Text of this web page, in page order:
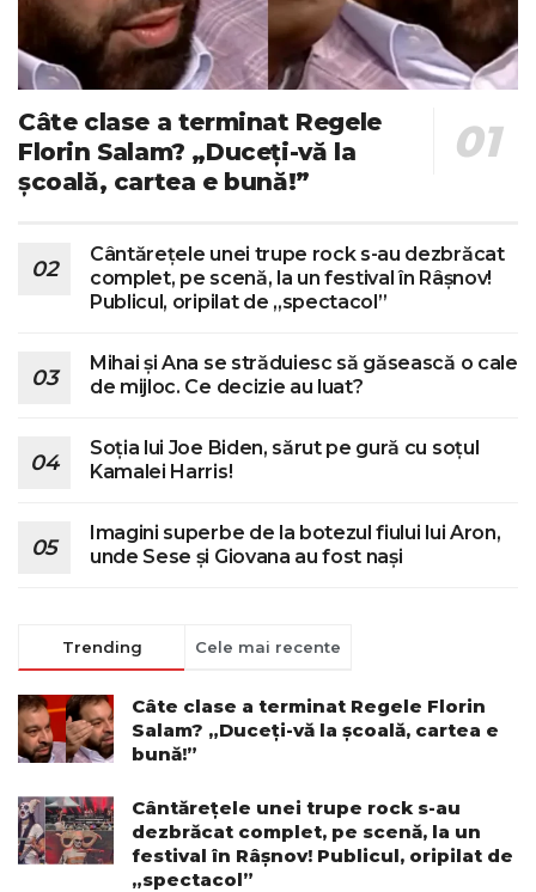
Câte clase a terminat Regele
Florin Salam? „Duceți-vă la
școală, cartea e bună!”
Cântărețele unei trupe rock s-au dezbrăcat
complet, pe scenă, la un festival în Râșnov!
Publicul, oripilat de „spectacol”
Mihai și Ana se străduiesc să găsească o cale
de mijloc. Ce decizie au luat?
Soția lui Joe Biden, sărut pe gură cu soțul
Kamalei Harris!
Imagini superbe de la botezul fiului lui Aron,
unde Sese și Giovana au fost nași
Trending Cele mai recente
Câte clase a terminat Regele Florin
Salam? „Duceți-vă la școală, cartea e
bună!”
Cântărețele unei trupe rock s-au
dezbrăcat complet, pe scenă, la un
festival în Râșnov! Publicul, oripilat de
„spectacol”